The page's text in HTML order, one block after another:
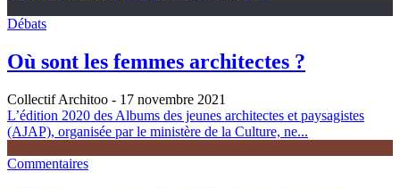
Débats
Où sont les femmes architectes ?
Collectif Architoo - 17 novembre 2021
L’édition 2020 des Albums des jeunes architectes et paysagistes
(AJAP), organisée par le ministère de la Culture, ne...
Commentaires